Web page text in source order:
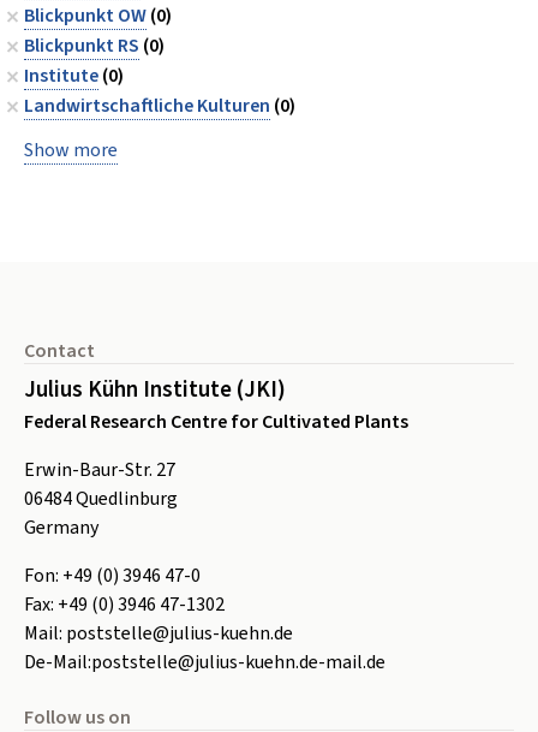
Blickpunkt OW(0)
Blickpunkt RS (0)
Institute(0)
Landwirtschaftliche Kulturen (0)
Show more
Contact
Julius Kühn Institute (JKI)
Federal Research Centre for Cultivated Plants
Erwin-Baur-Str. 27
06484Quedlinburg
Germany
Fon: +49 (0) 3946 47-0
Fax: +49 (0) 3946 47-1302
Mail: poststelle@julius-kuehn.de
De-Mail:poststelle@julius-kuehn.de-mail.de
Follow us on